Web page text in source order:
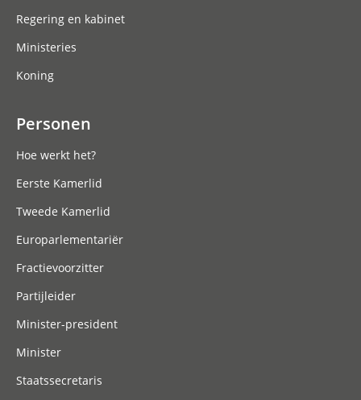
Regering en kabinet
Ministeries
Koning
Personen
Hoe werkt het?
Eerste Kamerlid
Tweede Kamerlid
Europarlementariër
Fractievoorzitter
Partijleider
Minister-president
Minister
Staatssecretaris